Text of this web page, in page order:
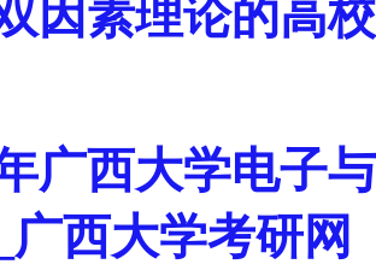
因素理论的高
广西大学电子
广西大学考研网